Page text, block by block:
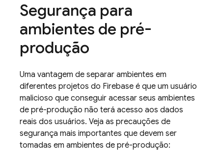
Segurança para
ambientes de pré-
produção
Uma vantagem de separar ambientes em
diferentes projetos do Firebase é que um usuário
malicioso que conseguir acessar seus ambientes
de pré-produção não terá acesso aos dados
reais dos usuários. Veja as precauções de
segurança mais importantes que devem ser
tomadas em ambientes de pré-produção: